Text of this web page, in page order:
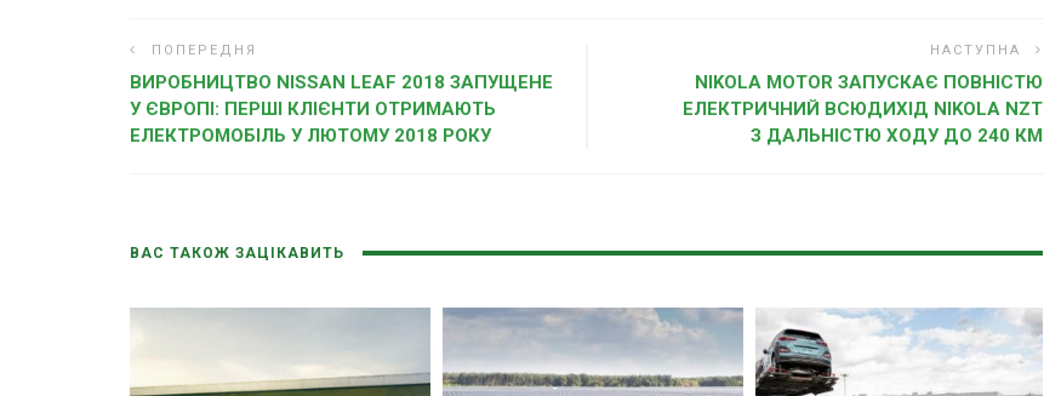
ПОПЕРЕДНЯ
ВИРОБНИЦТВО NISSAN LEAF 2018 ЗАПУЩЕНЕ
У ЄВРОПІ: ПЕРШІ КЛІЄНТИ ОТРИМАЮТЬ
ЕЛЕКТРОМОБІЛЬ У ЛЮТОМУ 2018 РОКУ
НАСТУПНА
NIKOLA MOTOR ЗАПУСКАЄ ПОВНІСТЮ
ЕЛЕКТРИЧНИЙ ВСЮДИХІД NIKOLA NZT
З ДАЛЬНІСТЮ ХОДУ ДО 240 КМ
ВАС ТАКОЖ ЗАЦІКАВИТЬ